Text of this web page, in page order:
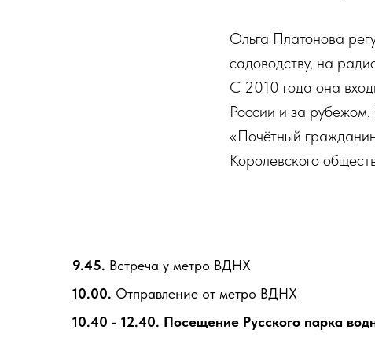
Ольга Платонова
садоводству, на
С 2010 года она
России и за
«Почётный
Королевского
9.45. Встреча у метро ВДНХ
10.00. Отправление от метро ВДНХ
10.40 - 12.40. Посещение Русского парка